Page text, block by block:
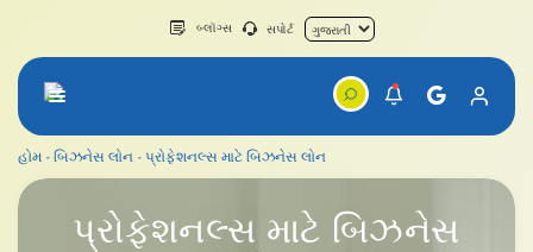
બ્લૉગ્સ સપોર્ટ
હોમ બિઝનેસ લોન પ્રોફેશનલ્સ માટે બિઝનેસ લોન
પ્રોફેશનલ્સ માટે બિઝનેસ
બિઝનેસ લોન પ્રોફેશનલ્સ